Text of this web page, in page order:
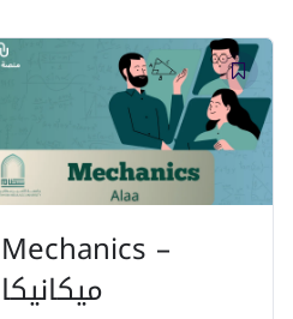
Mechanics –
ميكانيكا